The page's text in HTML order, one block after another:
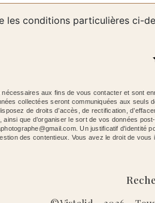
les conditions particulières ci-
aux fins de vous contacter et sont
collectées seront communiquées aux seuls
de droits d’accès, de rectification,
ainsi que d’organiser le sort de vos données
Un justificatif
des contentieux. Vous avez le droit de